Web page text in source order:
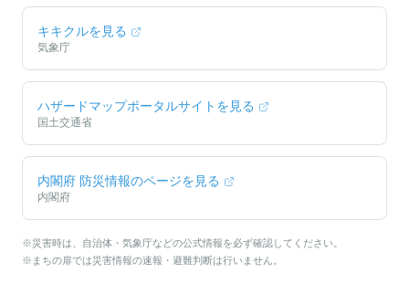
キキクルを見る
気象庁
ハザードマップポータルサイトを見る
国土交通省
内閣府 防災情報のページを見る
内閣府
※災害時は、自治体・気象庁などの公式情報を必ず確認してください。
※まちの扉では災害情報の速報・避難判断は行いません。